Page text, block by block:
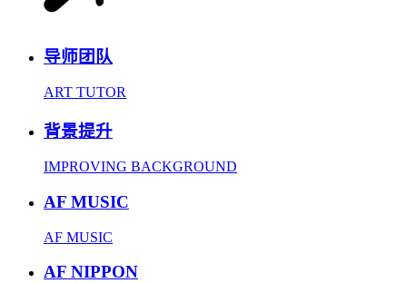
导师团队
ART TUTOR
背景提升
IMPROVING BACKGROUND
AF MUSIC
AF MUSIC
AF NIPPON